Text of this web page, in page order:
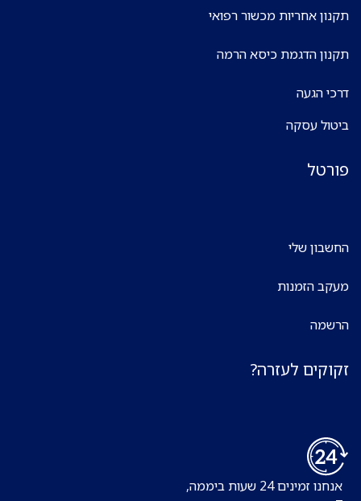
תקנון אחריות מכשור רפואי
תקנון הדגמת כיסא הרמה
דרכי הגעה
ביטול עסקה
פורטל
החשבון שלי
מעקב הזמנות
הרשמה
זקוקים לעזרה?
אנחנו זמינים 24 שעות ביממה,